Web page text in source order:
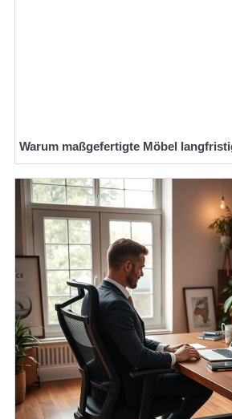
Warum maßgefertigte Möbel